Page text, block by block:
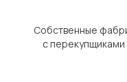
Собственные
с перекупщиками